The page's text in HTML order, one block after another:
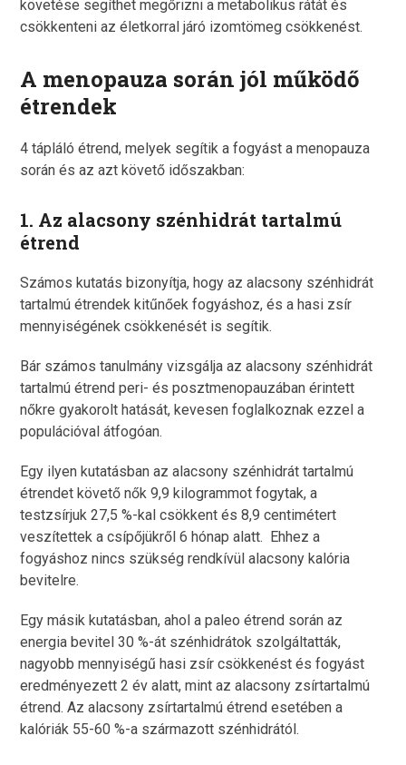
követése segíthet megőrizni a metabolikus rátát és
csökkenteni az életkorral járó izomtömeg csökkenést.
A menopauza során jól működő
étrendek
4 tápláló étrend, melyek segítik a fogyást a menopauza
során és az azt követő időszakban:
1. Az alacsony szénhidrát tartalmú
étrend
Számos kutatás bizonyítja, hogy az alacsony szénhidrát
tartalmú étrendek kitűnőek fogyáshoz, és a hasi zsír
mennyiségének csökkenését is segítik.
Bár számos tanulmány vizsgálja az alacsony szénhidrát
tartalmú étrend peri- és posztmenopauzában érintett
nőkre gyakorolt hatását, kevesen foglalkoznak ezzel a
populációval átfogóan.
Egy ilyen kutatásban az alacsony szénhidrát tartalmú
étrendet követő nők 9,9 kilogrammot fogytak, a
testzsírjuk 27,5 %-kal csökkent és 8,9 centimétert
veszítettek a csípőjükről 6 hónap alatt. Ehhez a
fogyáshoz nincs szükség rendkívül alacsony kalória
bevitelre.
Egy másik kutatásban, ahol a paleo étrend során az
energia bevitel 30 %-át szénhidrátok szolgáltatták,
nagyobb mennyiségű hasi zsír csökkenést és fogyást
eredményezett 2 év alatt, mint az alacsony zsírtartalmú
étrend. Az alacsony zsírtartalmú étrend esetében a
kalóriák 55-60 %-a származott szénhidrától.